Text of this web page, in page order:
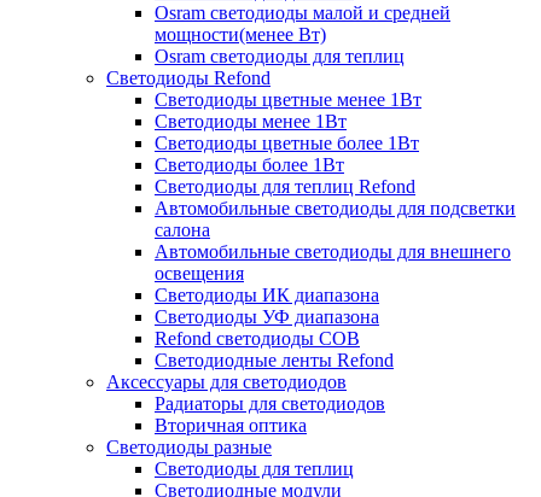
Osram светодиоды малой и средней
мощности(менее Вт)
Osram светодиоды для теплиц
Светодиоды Refond
Светодиоды цветные менее 1Вт
Светодиоды менее 1Вт
Светодиоды цветные более 1Вт
Светодиоды более 1Вт
Светодиоды для теплиц Refond
Автомобильные светодиоды для подсветки
салона
Автомобильные светодиоды для внешнего
освещения
Светодиоды ИК диапазона
Светодиоды УФ диапазона
Refond светодиоды COB
Светодиодные ленты Refond
Аксессуары для светодиодов
Радиаторы для светодиодов
Вторичная оптика
Светодиоды разные
Светодиоды для теплиц
Светодиодные модули